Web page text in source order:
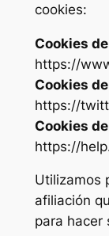
cookies:
Cookies
https://
Cookies
https://
Cookies
https://
Utilizamos
afiliación
para hacer